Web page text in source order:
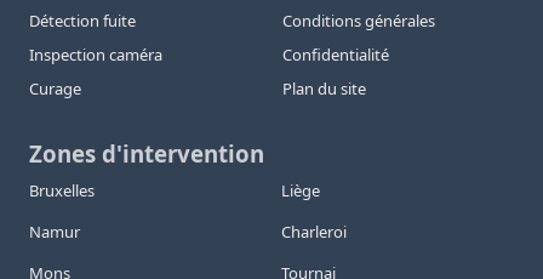
Détection fuite
Inspection caméra
Curage
Conditions générales
Confidentialité
Plan du site
Zones d'intervention
Bruxelles
Liège
Namur
Charleroi
Mons
Tournai